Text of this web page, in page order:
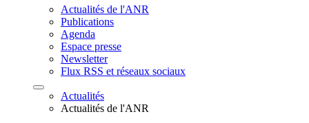
Actualités de l'ANR
Publications
Agenda
Espace presse
Newsletter
Flux RSS et réseaux sociaux
Actualités
Actualités de l'ANR